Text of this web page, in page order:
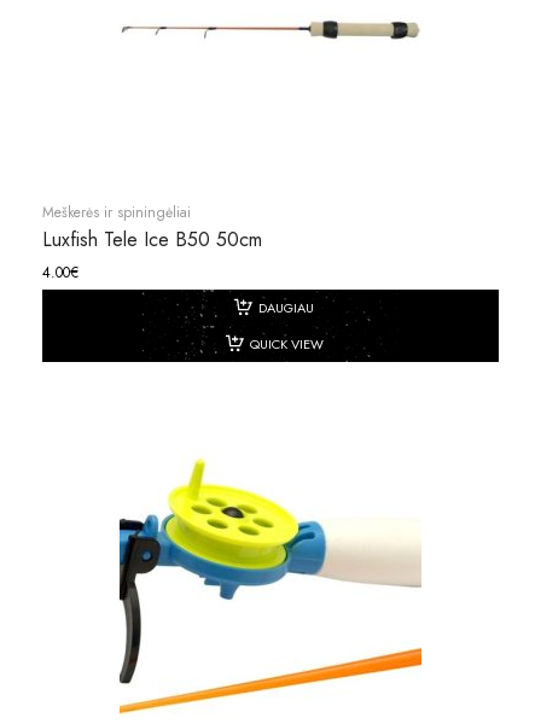
Meškerės ir spiningėliai
Luxfish Tele Ice B50 50cm
4.00€
DAUGIAU
QUICK VIEW